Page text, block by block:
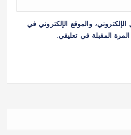
والموقع الإلكتروني في
المقبلة في تعليقي.